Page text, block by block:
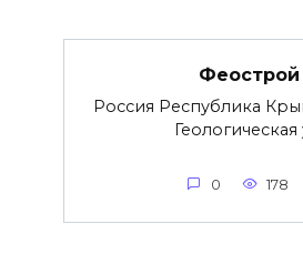
Феострой
Россия Республика
Геологическая
0 178